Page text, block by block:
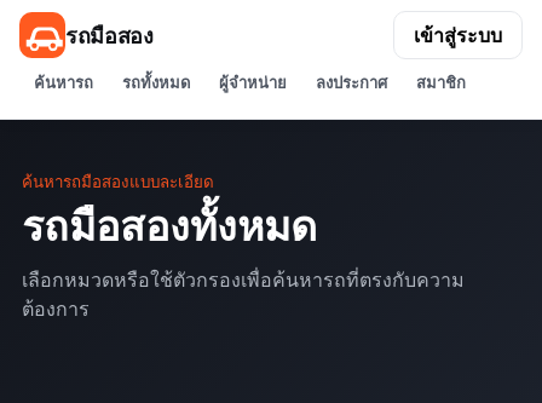
รถมือสอง
ค้นหารถ รถทั้งหมด ผู้จำหน่าย ลงประกาศ สมาชิก
เข้าสู่ระบบ
ค้นหารถมือสองแบบละเอียด
รถมือสองทั้งหมด
เลือกหมวดหรือใช้ตัวกรองเพื่อค้นหารถที่ตรงกับความ
ต้องการ